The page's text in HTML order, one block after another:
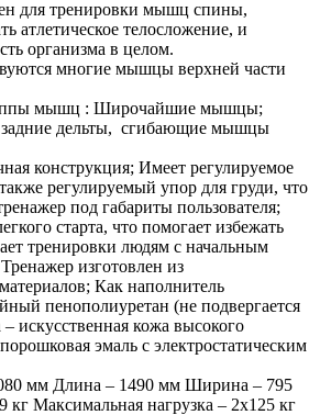
для тренировки мышц спины,
атлетическое телосложение, и
организма в целом.
многие мышцы верхней части
мышц : Широчайшие мышцы;
дельты, сгибающие мышцы
конструкция; Имеет регулируемое
регулируемый упор для груди, что
под габариты пользователя;
старта, что помогает избежать
тренировки людям с начальным
изготовлен из
Как наполнитель
пенополиуретан (не подвергается
искусственная кожа высокого
эмаль с электростатическим
мм Длина – 1490 мм Ширина – 795
кг Максимальная нагрузка – 2х125 кг